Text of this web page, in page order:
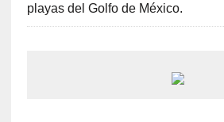
playas del Golfo de México.